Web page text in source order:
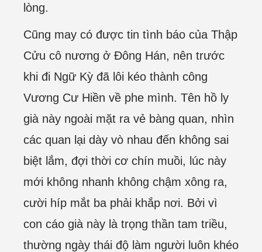
lòng.
Cũng may có được tin tình báo của Thập
Cửu cô nương ở Đông Hán, nên trước
khi đi Ngữ Kỳ đã lôi kéo thành công
Vương Cư Hiền về phe mình. Tên hồ ly
già này ngoài mặt ra vẻ bàng quan, nhìn
các quan lại dày vò nhau đến không sai
biệt lắm, đợi thời cơ chín muồi, lúc này
mới không nhanh không chậm xông ra,
cười híp mắt ba phải khắp nơi. Bởi vì
con cáo già này là trọng thần tam triều,
thường ngày thái độ làm người luôn khéo